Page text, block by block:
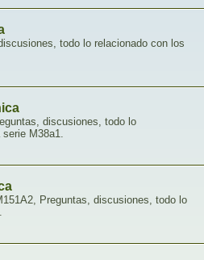
todo lo relacionado con los
discusiones, todo lo
M38a1.
Preguntas, discusiones, todo lo